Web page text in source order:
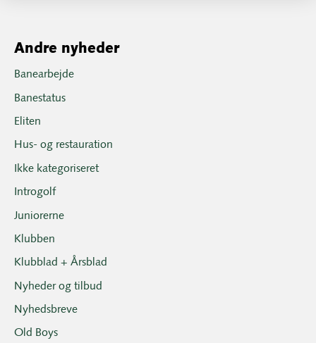
Andre nyheder
Banearbejde
Banestatus
Eliten
Hus- og restauration
Ikke kategoriseret
Introgolf
Juniorerne
Klubben
Klubblad + Årsblad
Nyheder og tilbud
Nyhedsbreve
Old Boys